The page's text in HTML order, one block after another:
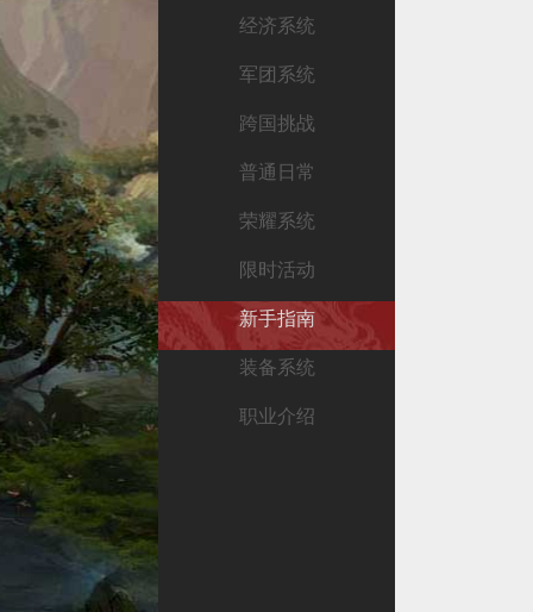
经济系统
军团系统
跨国挑战
普通日常
荣耀系统
限时活动
新手指南
装备系统
职业介绍